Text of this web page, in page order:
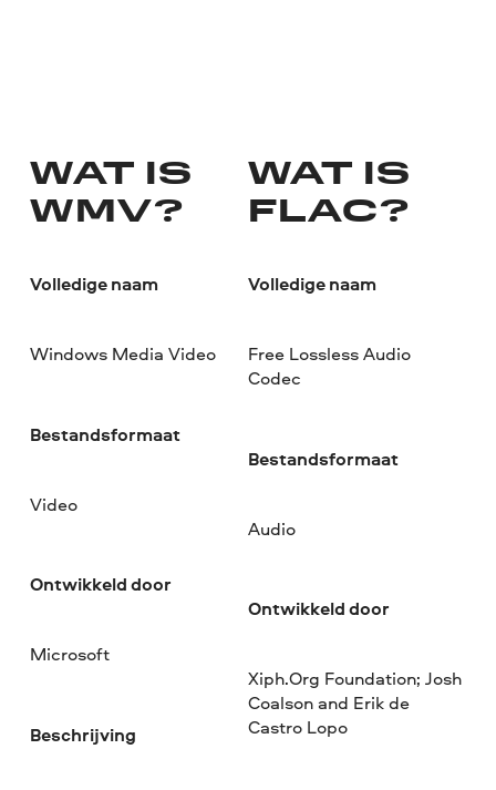
WAT IS
WMV?
Volledige naam
Windows Media Video
Bestandsformaat
Video
Ontwikkeld door
Microsoft
Beschrijving
WAT IS
FLAC?
Volledige naam
Free Lossless Audio
Codec
Bestandsformaat
Audio
Ontwikkeld door
Xiph.Org Foundation; Josh
Coalson and Erik de
Castro Lopo